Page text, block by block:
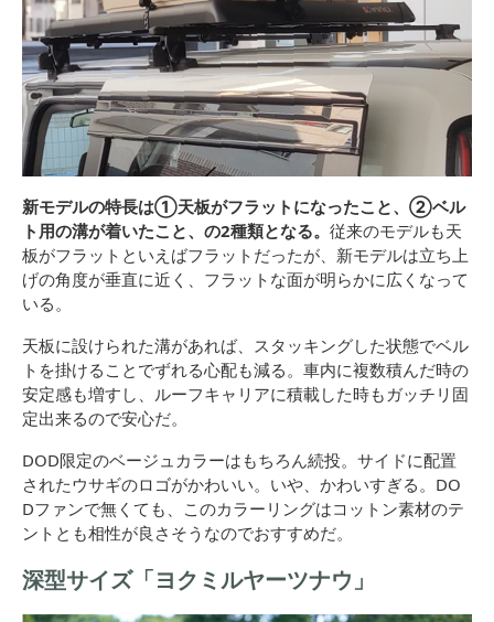
新モデルの特長は①天板がフラットになったこと、②ベル
ト用の溝が着いたこと、の2種類となる。 従来のモデルも天
板がフラットといえばフラットだったが、新モデルは立ち上
げの角度が垂直に近く、フラットな面が明らかに広くなって
いる。
天板に設けられた溝があれば、スタッキングした状態でベル
トを掛けることでずれる心配も減る。車内に複数積んだ時の
安定感も増すし、ルーフキャリアに積載した時もガッチリ固
定出来るので安心だ。
DOD限定のベージュカラーはもちろん続投。サイドに配置
されたウサギのロゴがかわいい。いや、かわいすぎる。DO
Dファンで無くても、このカラーリングはコットン素材のテ
ントとも相性が良さそうなのでおすすめだ。
深型サイズ「ヨクミルヤーツナウ」